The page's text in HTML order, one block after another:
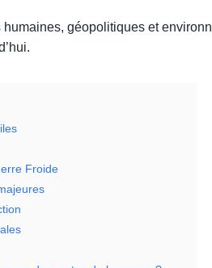
géopolitiques et
Froide